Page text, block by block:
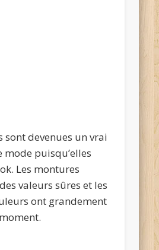
sont devenues un vrai
mode puisqu’elles
Les montures
valeurs sûres et les
ont grandement